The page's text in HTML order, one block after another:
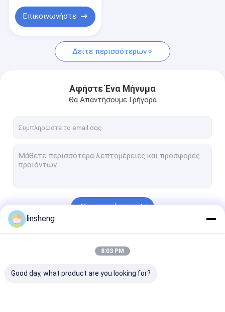
Επικοινωνήστε
Δείτε περισσότερων
Αφήστε Ένα Μήνυμα
Θα Απαντήσουμε Γρήγορα
Να συνεχίσει
linsheng
8:03 PM
Good day, what product are you looking for?